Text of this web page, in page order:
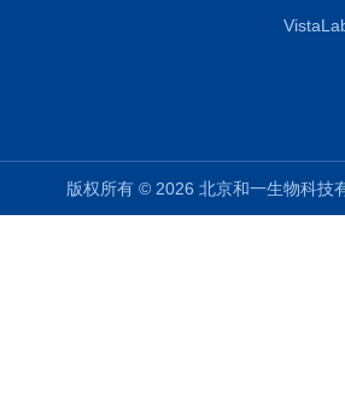
版权所有 © 2026 北京和一生物科